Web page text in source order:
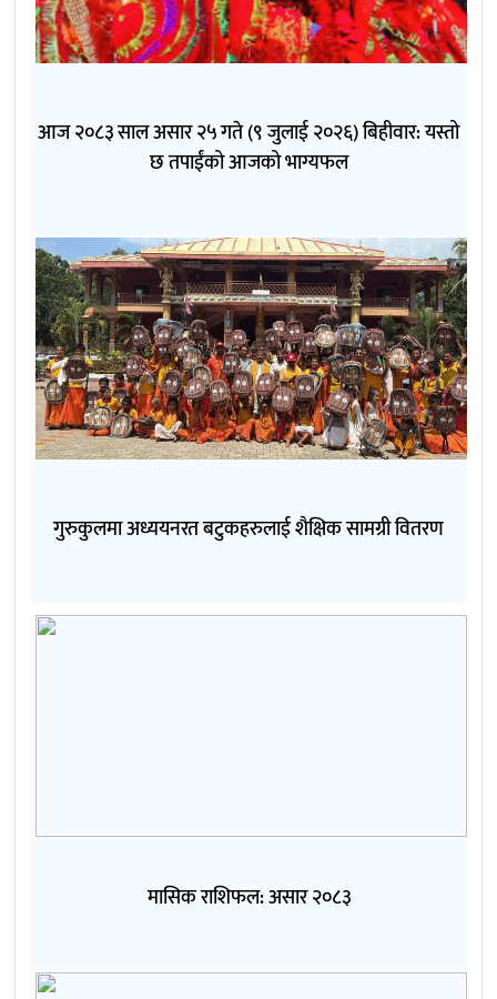
आज २०८३ साल असार २५ गते (९ जुलाई २०२६) बिहीवार: यस्तो
छ तपाईंको आजको भाग्यफल
गुरुकुलमा अध्ययनरत बटुकहरुलाई शैक्षिक सामग्री वितरण
मासिक राशिफल: असार २०८३